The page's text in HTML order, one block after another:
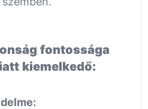
fontossága
kiemelkedő: